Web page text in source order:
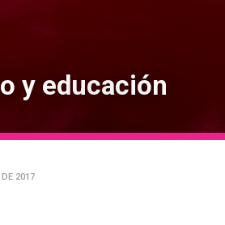
y educación
2017